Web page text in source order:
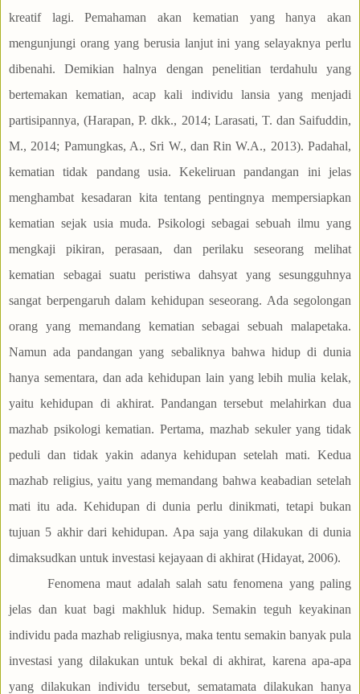
kreatif lagi. Pemahaman akan kematian yang hanya akan
mengunjungi orang yang berusia lanjut ini yang selayaknya perlu
dibenahi. Demikian halnya dengan penelitian terdahulu yang
bertemakan kematian, acap kali individu lansia yang menjadi
partisipannya, (Harapan, P. dkk., 2014; Larasati, T. dan Saifuddin,
M., 2014; Pamungkas, A., Sri W., dan Rin W.A., 2013). Padahal,
kematian tidak pandang usia. Kekeliruan pandangan ini jelas
menghambat kesadaran kita tentang pentingnya mempersiapkan
kematian sejak usia muda. Psikologi sebagai sebuah ilmu yang
mengkaji pikiran, perasaan, dan perilaku seseorang melihat
kematian sebagai suatu peristiwa dahsyat yang sesungguhnya
sangat berpengaruh dalam kehidupan seseorang. Ada segolongan
orang yang memandang kematian sebagai sebuah malapetaka.
Namun ada pandangan yang sebaliknya bahwa hidup di dunia
hanya sementara, dan ada kehidupan lain yang lebih mulia kelak,
yaitu kehidupan di akhirat. Pandangan tersebut melahirkan dua
mazhab psikologi kematian. Pertama, mazhab sekuler yang tidak
peduli dan tidak yakin adanya kehidupan setelah mati. Kedua
mazhab religius, yaitu yang memandang bahwa keabadian setelah
mati itu ada. Kehidupan di dunia perlu dinikmati, tetapi bukan
tujuan 5 akhir dari kehidupan. Apa saja yang dilakukan di dunia
dimaksudkan untuk investasi kejayaan di akhirat (Hidayat, 2006).
Fenomena maut adalah salah satu fenomena yang paling
jelas dan kuat bagi makhluk hidup. Semakin teguh keyakinan
individu pada mazhab religiusnya, maka tentu semakin banyak pula
investasi yang dilakukan untuk bekal di akhirat, karena apa-apa
yang dilakukan individu tersebut, sematamata dilakukan hanya